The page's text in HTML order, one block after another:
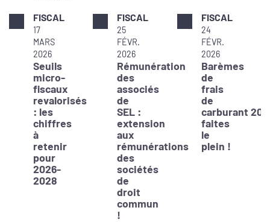
FISCAL
17
MARS
2026
Seuils
micro-
fiscaux
revalorisés
: les
chiffres
à
retenir
pour
2026-
2028
FISCAL
25
FÉVR.
2026
Rémunération
des
associés
de
SEL :
extension
aux
rémunérations
des
sociétés
de
droit
commun
!
FISCAL
24
FÉVR.
2026
Barèmes
de
frais
de
carburant
faites
le
plein !